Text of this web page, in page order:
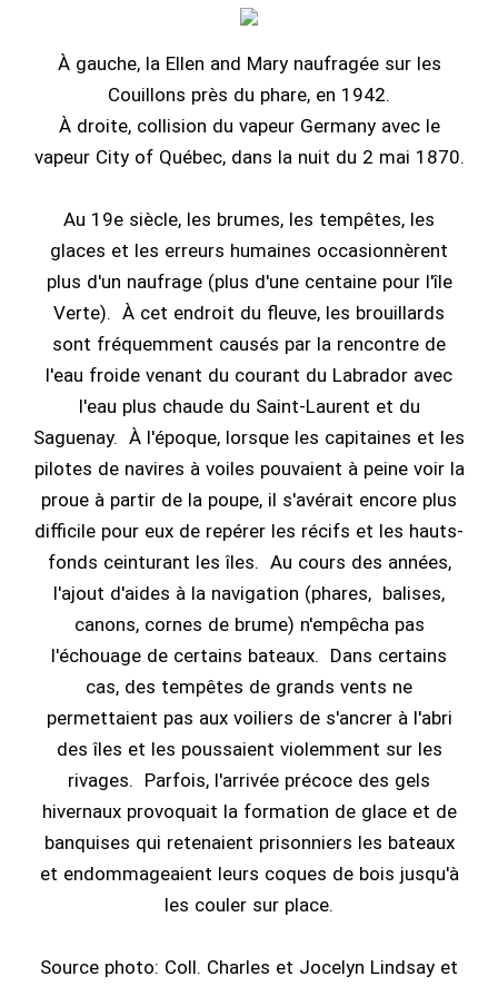
À gauche, la Ellen and Mary naufragée sur les
Couillons près du phare, en 1942.
À droite, collision du vapeur Germany avec le
vapeur City of Québec, dans la nuit du 2 mai 1870.
Au 19e siècle, les brumes, les tempêtes, les
glaces et les erreurs humaines occasionnèrent
plus d'un naufrage (plus d'une centaine pour l'île
Verte). À cet endroit du fleuve, les brouillards
sont fréquemment causés par la rencontre de
l'eau froide venant du courant du Labrador avec
l'eau plus chaude du Saint-Laurent et du
Saguenay. À l'époque, lorsque les capitaines et les
pilotes de navires à voiles pouvaient à peine voir la
proue à partir de la poupe, il s'avérait encore plus
difficile pour eux de repérer les récifs et les hauts-
fonds ceinturant les îles. Au cours des années,
l'ajout d'aides à la navigation (phares, balises,
canons, cornes de brume) n'empêcha pas
l'échouage de certains bateaux. Dans certains
cas, des tempêtes de grands vents ne
permettaient pas aux voiliers de s'ancrer à l'abri
des îles et les poussaient violemment sur les
rivages. Parfois, l'arrivée précoce des gels
hivernaux provoquait la formation de glace et de
banquises qui retenaient prisonniers les bateaux
et endommageaient leurs coques de bois jusqu'à
les couler sur place.
Source photo: Coll. Charles et Jocelyn Lindsay et